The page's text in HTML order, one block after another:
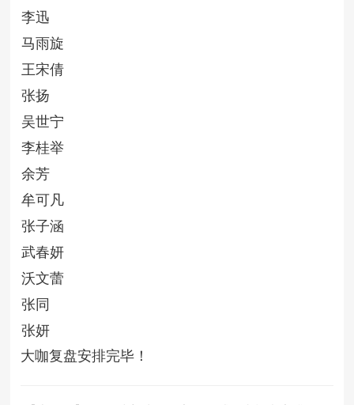
李迅
马雨旋
王宋倩
张扬
吴世宁
李桂举
余芳
牟可凡
张子涵
武春妍
沃文蕾
张同
张妍
大咖复盘安排完毕！